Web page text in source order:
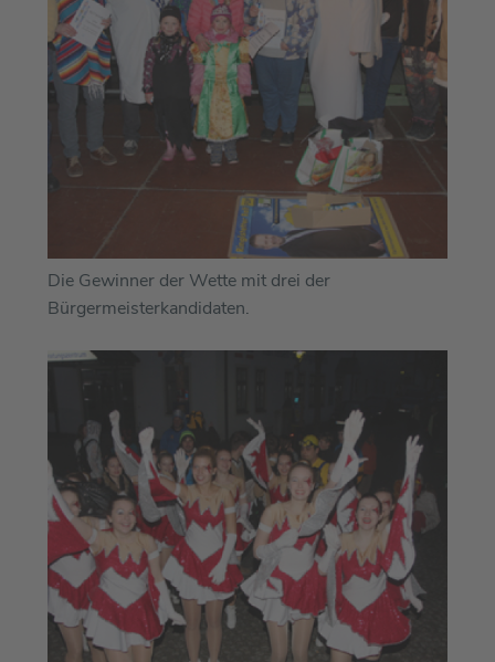
Die Gewinner der Wette mit drei der
Bürgermeisterkandidaten.